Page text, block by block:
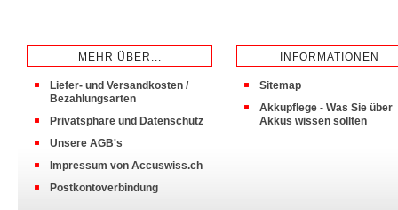
MEHR ÜBER...
Liefer- und Versandkosten /
Bezahlungsarten
Privatsphäre und Datenschutz
Unsere AGB's
Impressum von Accuswiss.ch
Postkontoverbindung
INFORMATIONEN
Sitemap
Akkupflege - Was Sie über
Akkus wissen sollten